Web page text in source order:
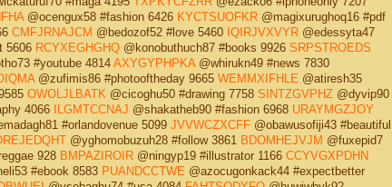
@ocengux58 #fashion 6426 KYCTSUOFKR@magixurughoq16 #pdf
CMFJRNAJCM @bedozof52 #love 5460 IQIRJVXVYR@edessyta47
5606 RCYXEGHGHQ@konobuthuch87 #books 9926 SRPSTROEDS
#youtube 4814 AXYGYPHPKA@whirukn49 #news 7830
@zufimis86 #photooftheday 9665 WEMMXIFHLE @atiresh35
OWOLJLBATK @cicoghu50 #drawing 7758 SINTZGVPHZ@dyvip90
4066 ILGMTCCNAJ @shakatheb90 #fashion 6968 URAYMGZJOY
#orlandovenue 5099 JVVWCZXCFF@obawusofiji43 #beautiful
@yghomobuzuh28 #follow 3861 BDOMHEJVJM @fuxepid7
928 BMPAZIROIR@ningyp19 #illustrator 1166 CCYVGXPDHN
#ebook 8583 PUANDCCTWE @azocugonkack44 #expectbetter